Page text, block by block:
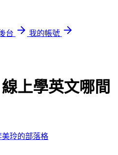
台
我的帳號
上學英文哪間
美玲的部落格